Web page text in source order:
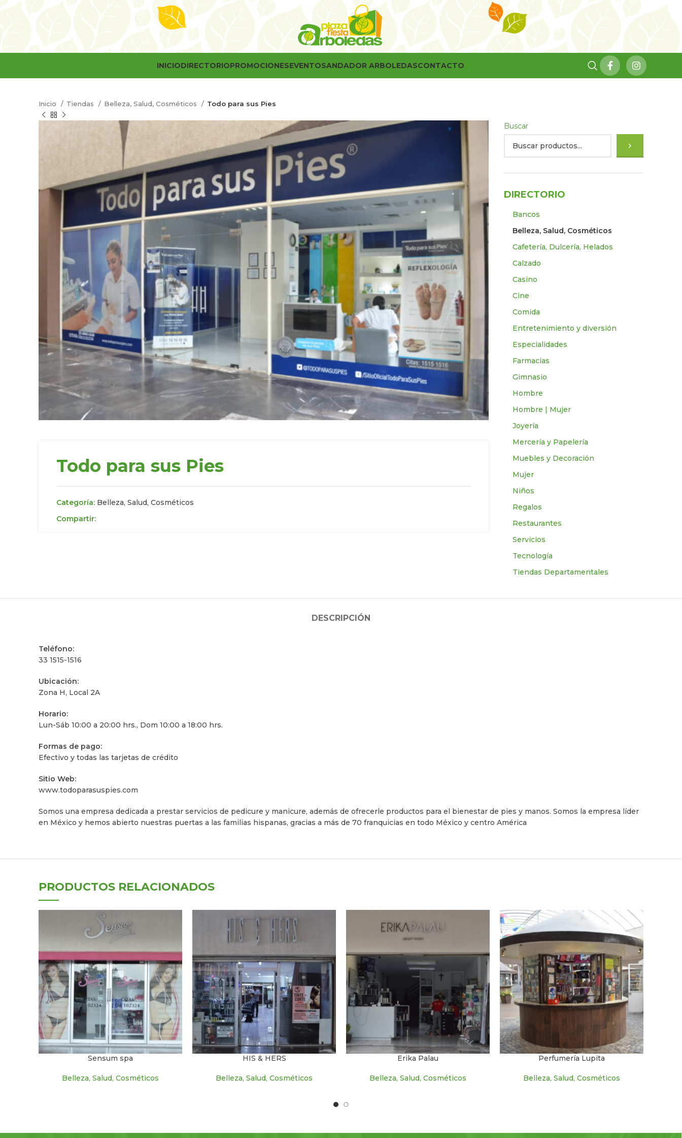
INICIODIRECTORIOPROMOCIONESEVENTOSANDADOR ARBOLEDASCONTACTO
Inicio Tiendas Belleza, Salud, Cosméticos Todo para sus Pies
Todo para sus Pies
Categoría: Belleza, Salud, Cosméticos
Compartir:
Buscar
DIRECTORIO
Bancos
Belleza, Salud, Cosméticos
Cafetería, Dulcería, Helados
Calzado
Casino
Cine
Comida
Entretenimiento y diversión
Especialidades
Farmacias
Gimnasio
Hombre
Hombre | Mujer
Joyería
Mercería y Papelería
Muebles y Decoración
Mujer
Niños
Regalos
Restaurantes
Servicios
Tecnologí­a
Tiendas Departamentales
DESCRIPCIÓN
Teléfono:
33 1515-1516
Ubicación:
Zona H, Local 2A
Horario:
Lun-Sáb 10:00 a 20:00 hrs., Dom 10:00 a 18:00 hrs.
Formas de pago:
Efectivo y todas las tarjetas de crédito
Sitio Web:
www.todoparasuspies.com
Somos una empresa dedicada a prestar servicios de pedicure y manicure, además de ofrecerle productos para el bienestar de pies y manos. Somos la empresa líder
en México y hemos abierto nuestras puertas a las familias hispanas, gracias a más de 70 franquicias en todo México y centro América
PRODUCTOS RELACIONADOS
Sensum spa
Belleza, Salud, Cosméticos
HIS & HERS
Belleza, Salud, Cosméticos
Erika Palau
Belleza, Salud, Cosméticos
Perfumería Lupita
Belleza, Salud, Cosméticos